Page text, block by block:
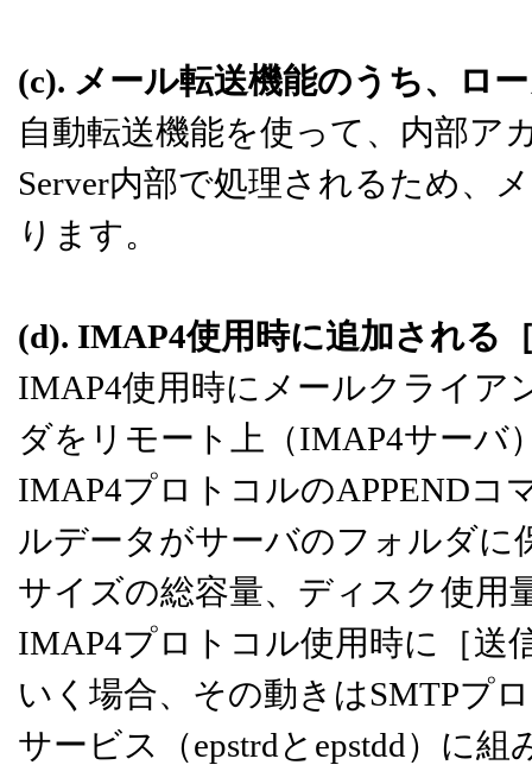
(c). メール転送機能のうち、ロ
自動転送機能を使って、内部ア
Server内部で処理されるため、
ります。
(d). IMAP4使用時に追加される
IMAP4使用時にメールクライア
ダをリモート上（IMAP4サーバ
IMAP4プロトコルのAPPENDコ
ルデータがサーバのフォルダ
サイズの総容量、ディスク使用
IMAP4プロトコル使用時に［送
いく場合、その動きはSMTPプ
サービス（epstrdとepstdd）に